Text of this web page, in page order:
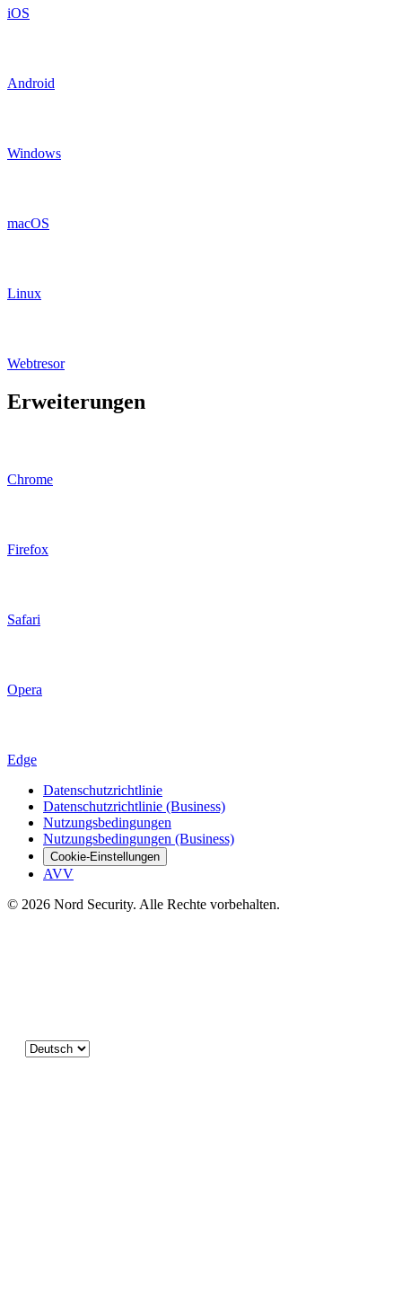
iOS
Android
Windows
macOS
Linux
Webtresor
Erweiterungen
Chrome
Firefox
Safari
Opera
Edge
Datenschutzrichtlinie
Datenschutzrichtlinie (Business)
Nutzungsbedingungen
Nutzungsbedingungen (Business)
Cookie-Einstellungen
AVV
© 2026 Nord Security. Alle Rechte vorbehalten.